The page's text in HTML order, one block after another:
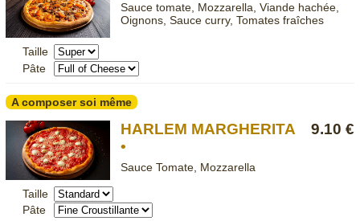
Sauce tomate, Mozzarella, Viande hachée,
Oignons, Sauce curry, Tomates fraîches
Taille
Pâte
A composer soi même
9.10 €
HARLEM MARGHERITA
•
Sauce Tomate, Mozzarella
Taille
Pâte